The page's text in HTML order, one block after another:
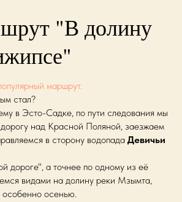
"В долину
маршрут.
стал?
в Эсто-Садке, по пути следования мы
над Красной Поляной, заезжаем
в сторону водопада Девичьи
дороге", а точнее по одному из её
видами на долину реки Мзымта,
особенно осенью.